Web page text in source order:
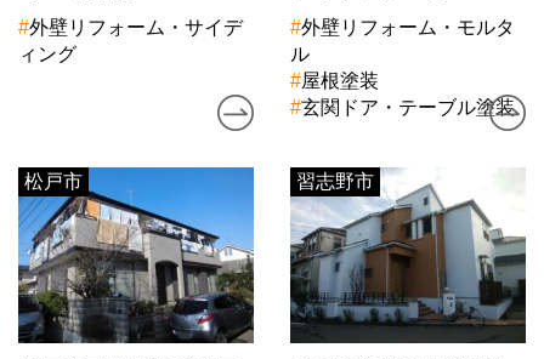
#外壁リフォーム・サイデ
ィング
#外壁リフォーム・モルタ
ル
#屋根塗装
#玄関ドア・テーブル塗装
松戸市 習志野市